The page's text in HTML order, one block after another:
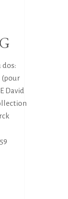
dos:
(pour
David